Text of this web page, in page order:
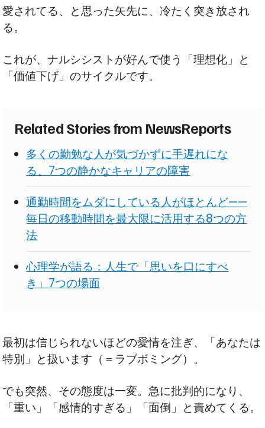
愛されてる、と思った矢先に、冷たく突き放され
る。
これが、ナルシシストが好んで使う「理想化」と
「価値下げ」のサイクルです。
Related Stories from NewsReports
多くの勤勉な人が気づかずに手遅れにな
る、7つの静かなキャリアの障害
通勤時間をムダにしている人がほとんど——
毎日の移動時間を最大限に活用する8つの方
法
心理学が語る：人生で「思いを口にすべ
き」7つの場面
最初は信じられないほどの愛情を注ぎ、「あなたは
特別」と扱います（＝ラブボミング）。
でも突然、その態度は一変。急に批判的になり、
「重い」「感情的すぎる」「面倒」と責めてくる。